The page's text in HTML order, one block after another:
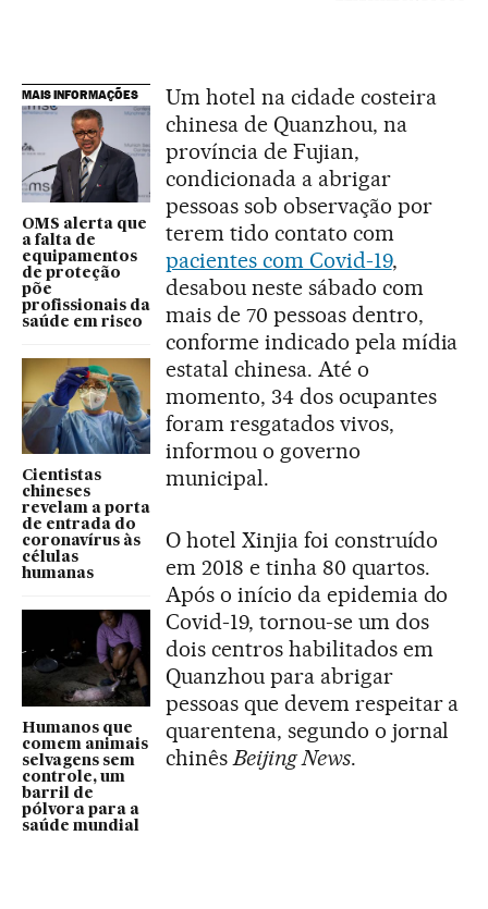
MAIS INFORMAÇÕES
OMS alerta que
a falta de
equipamentos
de proteção
põe
profissionais da
saúde em risco
Cientistas
chineses
revelam a porta
de entrada do
coronavírus às
células
humanas
Humanos que
comem animais
selvagens sem
controle, um
barril de
pólvora para a
saúde mundial
Um hotel na cidade costeira
chinesa de Quanzhou, na
província de Fujian,
condicionada a abrigar
pessoas sob observação por
terem tido contato com
pacientes com Covid-19,
desabou neste sábado com
mais de 70 pessoas dentro,
conforme indicado pela mídia
estatal chinesa. Até o
momento, 34 dos ocupantes
foram resgatados vivos,
informou o governo
municipal.
O hotel Xinjia foi construído
em 2018 e tinha 80 quartos.
Após o início da epidemia do
Covid-19, tornou-se um dos
dois centros habilitados em
Quanzhou para abrigar
pessoas que devem respeitar a
quarentena, segundo o jornal
chinêsBeijing News.